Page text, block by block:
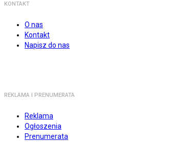
KONTAKT
O nas
Kontakt
Napisz do nas
REKLAMA I PRENUMERATA
Reklama
Ogłoszenia
Prenumerata